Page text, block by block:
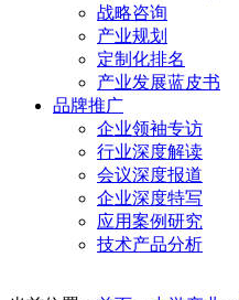
战略咨询
产业规划
定制化排名
产业发展蓝皮书
品牌推广
企业领袖专访
行业深度解读
会议深度报道
企业深度特写
应用案例研究
技术产品分析